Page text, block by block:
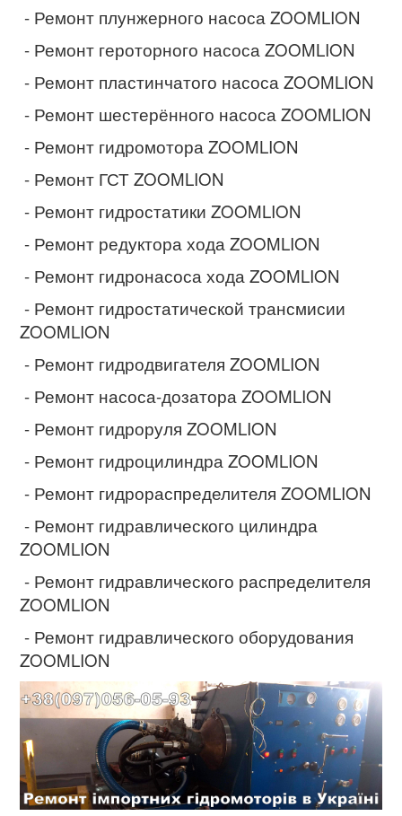
- Ремонт плунжерного насоса ZOOMLION
- Ремонт героторного насоса ZOOMLION
- Ремонт пластинчатого насоса ZOOMLION
- Ремонт шестерённого насоса ZOOMLION
- Ремонт гидромотора ZOOMLION
- Ремонт ГСТ ZOOMLION
- Ремонт гидростатики ZOOMLION
- Ремонт редуктора хода ZOOMLION
- Ремонт гидронасоса хода ZOOMLION
- Ремонт гидростатической трансмисии
ZOOMLION
- Ремонт гидродвигателя ZOOMLION
- Ремонт насоса-дозатора ZOOMLION
- Ремонт гидроруля ZOOMLION
- Ремонт гидроцилиндра ZOOMLION
- Ремонт гидрораспределителя ZOOMLION
- Ремонт гидравлического цилиндра
ZOOMLION
- Ремонт гидравлического распределителя
ZOOMLION
- Ремонт гидравлического оборудования
ZOOMLION